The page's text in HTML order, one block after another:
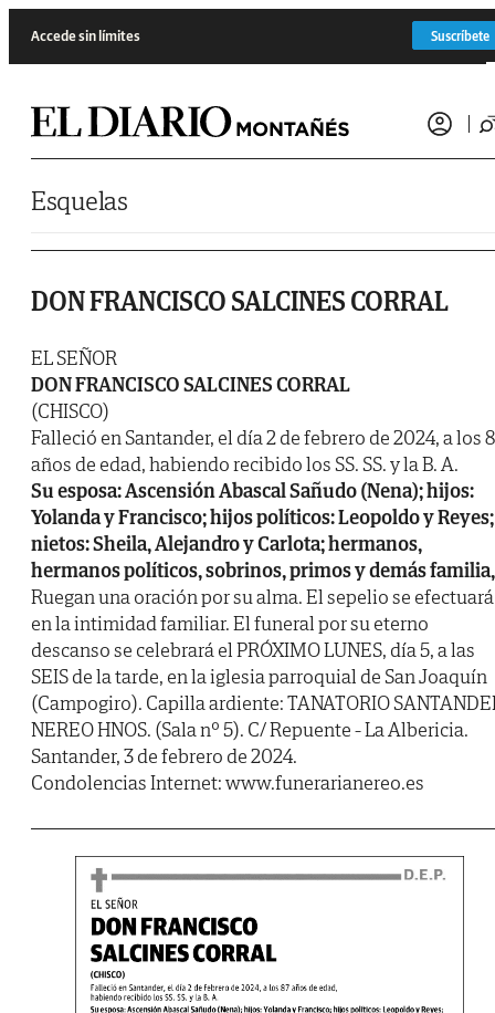
Accede sin límites Suscríbete
Esquelas
DON FRANCISCO SALCINES CORRAL
EL SEÑOR
DON FRANCISCO SALCINES CORRAL
(CHISCO)
Falleció en Santander, el día 2 de febrero de 2024, a los
años de edad, habiendo recibido los SS. SS. y la B. A.
Su esposa: Ascensión Abascal Sañudo (Nena); hijos:
Yolanda y Francisco; hijos políticos: Leopoldo y Reyes;
nietos: Sheila, Alejandro y Carlota; hermanos,
hermanos políticos, sobrinos, primos y demás familia,
Ruegan una oración por su alma. El sepelio se efectuará
en la intimidad familiar. El funeral por su eterno
descanso se celebrará el PRÓXIMO LUNES, día 5, a las
SEIS de la tarde, en la iglesia parroquial de San Joaquín
(Campogiro). Capilla ardiente: TANATORIO
NEREO HNOS. (Sala nº 5). C/ Repuente - La Albericia.
Santander, 3 de febrero de 2024.
Condolencias Internet: www.funerarianereo.es